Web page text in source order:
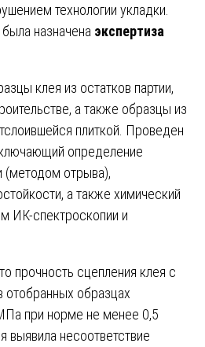
технологии укладки.
назначена экспертиза
клея из остатков партии,
а также образцы из
плиткой. Проведен
определение
(методом отрыва),
а также химический
ИК-спектроскопии и
прочность сцепления клея с
отобранных образцах
при норме не менее 0,5
несоответствие